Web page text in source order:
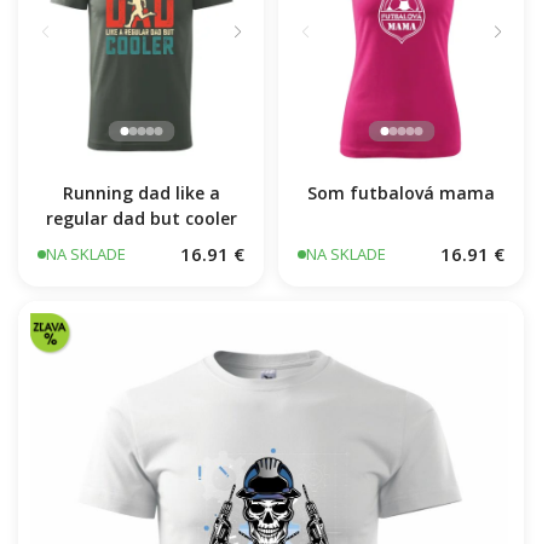
Running dad like a
regular dad but cooler
NA SKLADE 16.91 €
Som futbalová mama
NA SKLADE 16.91 €